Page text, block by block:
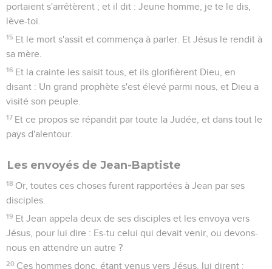
portaient s'arrêtèrent ; et il dit : Jeune homme, je te le dis,
lève-toi.
15 Et le mort s'assit et commença à parler. Et Jésus le rendit à
sa mère.
16 Et la crainte les saisit tous, et ils glorifièrent Dieu, en
disant : Un grand prophète s'est élevé parmi nous, et Dieu a
visité son peuple.
17 Et ce propos se répandit par toute la Judée, et dans tout le
pays d'alentour.
Les envoyés de Jean-Baptiste
18 Or, toutes ces choses furent rapportées à Jean par ses
disciples.
19 Et Jean appela deux de ses disciples et les envoya vers
Jésus, pour lui dire : Es-tu celui qui devait venir, ou devons-
nous en attendre un autre ?
20 Ces hommes donc, étant venus vers Jésus, lui dirent :